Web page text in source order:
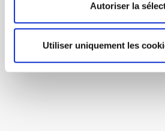
Autoriser la
Utiliser uniquement les